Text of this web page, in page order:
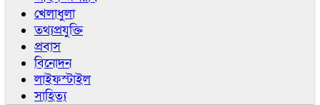
খেলাধুলা
তথ্যপ্রযুক্তি
প্রবাস
বিনোদন
লাইফস্টাইল
সাহিত্য